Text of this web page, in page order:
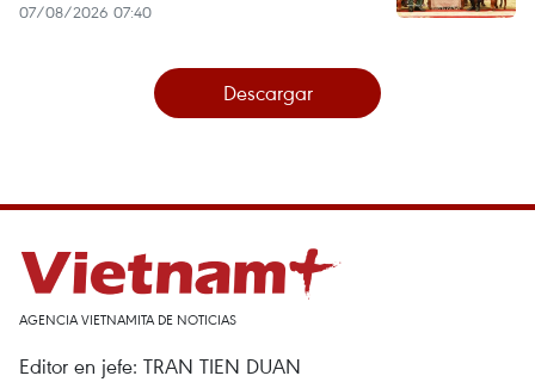
07/08/2026 07:40
Descargar
AGENCIA VIETNAMITA DE NOTICIAS
Editor en jefe: TRAN TIEN DUAN